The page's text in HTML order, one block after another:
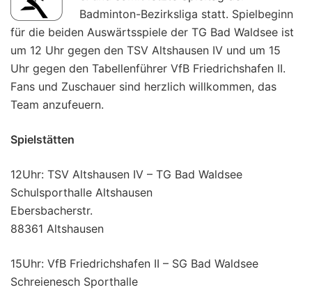
Badminton-Bezirksliga statt. Spielbeginn
für die beiden Auswärtsspiele der TG Bad Waldsee ist
um 12 Uhr gegen den TSV Altshausen IV und um 15
Uhr gegen den Tabellenführer VfB Friedrichshafen II.
Fans und Zuschauer sind herzlich willkommen, das
Team anzufeuern.
Spielstätten
12Uhr: TSV Altshausen IV – TG Bad Waldsee
Schulsporthalle Altshausen
Ebersbacherstr.
88361 Altshausen
15Uhr: VfB Friedrichshafen II – SG Bad Waldsee
Schreienesch Sporthalle